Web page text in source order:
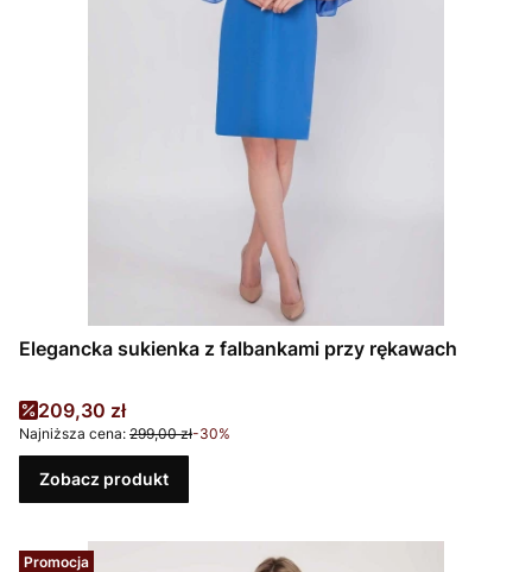
Elegancka sukienka z falbankami przy rękawach
Cena promocyjna
209,30 zł
Najniższa cena: 299,00 zł-30%
Zobacz produkt
Promocja